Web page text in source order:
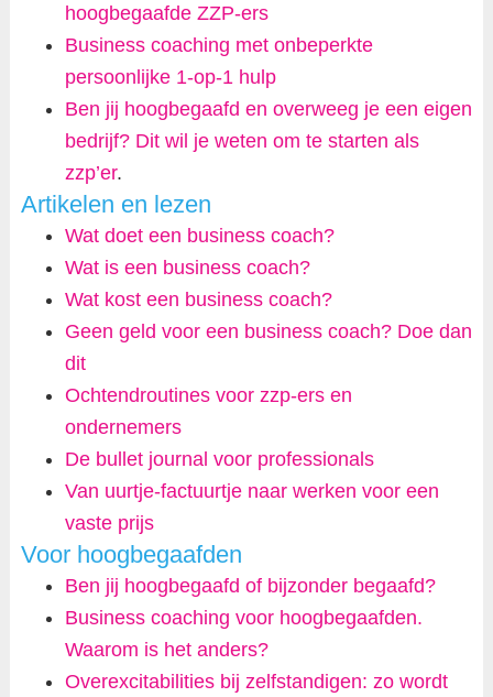
hoogbegaafde ZZP-ers
Business coaching met onbeperkte
persoonlijke 1-op-1 hulp
Ben jij hoogbegaafd en overweeg je een eigen
bedrijf? Dit wil je weten om te starten als
zzp’er.
Artikelen en lezen
Wat doet een business coach?
Wat is een business coach?
Wat kost een business coach?
Geen geld voor een business coach? Doe dan
dit
Ochtendroutines voor zzp-ers en
ondernemers
De bullet journal voor professionals
Van uurtje-factuurtje naar werken voor een
vaste prijs
Voor hoogbegaafden
Ben jij hoogbegaafd of bijzonder begaafd?
Business coaching voor hoogbegaafden.
Waarom is het anders?
Overexcitabilities bij zelfstandigen: zo wordt